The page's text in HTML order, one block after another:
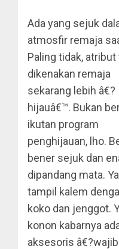
Ada yang sejuk
atmosfir remaja
Paling tidak, atribut
dikenakan remaja
sekarang lebih â€?
hijauâ€™. Bukan
ikutan program
penghijauan, lho.
bener sejuk dan
dipandang mata.
tampil kalem
koko dan jenggot.
konon kabarnya
aksesoris